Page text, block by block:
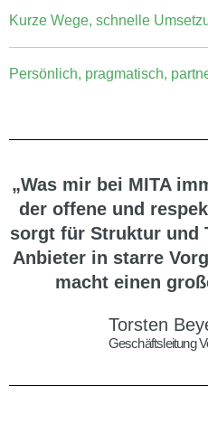
Kurze Wege, schnelle
Persönlich, pragmatisch,
„Was mir bei MITA
der offene und
sorgt für Struktur und
Anbieter in starre
macht einen
Torsten
Geschäftsleitung